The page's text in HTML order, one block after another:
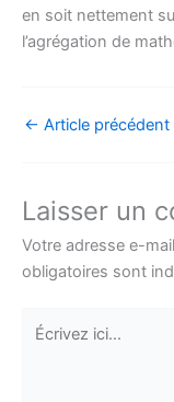
en soit nettement
l’agrégation de
← Article précédent
Laisser un
Votre adresse e-
obligatoires sont
Écrivez